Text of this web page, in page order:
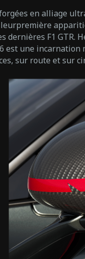
en alliage
dernières F1 GTR.
est une
sur route et sur